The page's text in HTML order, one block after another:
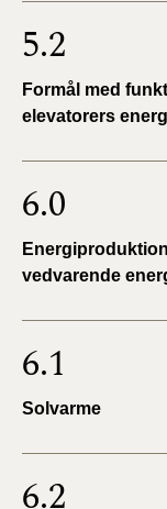
5.2
Formål med
elevatorers
6.0
vedvarende
6.1
Solvarme
6.2